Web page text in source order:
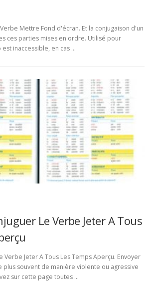
Mettre Fond d'écran. Et la conjugaison d'un
ces parties mises en ordre. Utilisé pour
inaccessible, en cas …
Le Verbe Jeter A Tous
Verbe Jeter A Tous Les Temps Aperçu. Envoyer
plus souvent de manière violente ou agressive
sur cette page toutes …